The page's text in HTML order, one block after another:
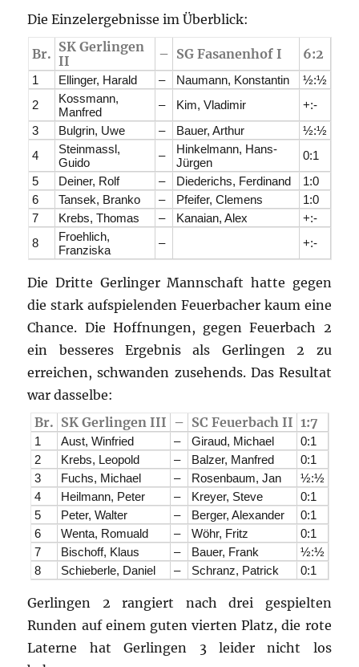
Die Einzelergebnisse im Überblick:
Br. SK Gerlingen
II
– SG Fasanenhof I 6:2
1 Ellinger, Harald – Naumann, Konstantin
½:½
2
Kossmann,
Manfred
– Kim, Vladimir
+:-
3
Bulgrin, Uwe – Bauer, Arthur
½:½
4
Steinmassl,
Guido
–
Hinkelmann, Hans-
Jürgen
0:1
5
Deiner, Rolf – Diederichs, Ferdinand
1:0
6
Tansek, Branko – Pfeifer, Clemens
1:0
7
Krebs, Thomas – Kanaian, Alex
+:-
8
Froehlich,
Franziska
– +:-
Die Dritte Gerlinger Mannschaft hatte gegen
die stark aufspielenden Feuerbacher kaum eine
Chance. Die Hoffnungen, gegen Feuerbach 2
ein besseres Ergebnis als Gerlingen 2 zu
erreichen, schwanden zusehends. Das Resultat
war dasselbe:
Br. SK Gerlingen III – SC Feuerbach II 1:7
1 Aust, Winfried – Giraud, Michael
0:1
2
Krebs, Leopold – Balzer, Manfred
0:1
3
Fuchs, Michael – Rosenbaum, Jan
½:½
4
Heilmann, Peter – Kreyer, Steve
0:1
5
Peter, Walter – Berger, Alexander
0:1
6
Wenta, Romuald – Wöhr, Fritz
0:1
7
Bischoff, Klaus – Bauer, Frank
½:½
8
Schieberle, Daniel – Schranz, Patrick 0:1
Gerlingen 2 rangiert nach drei gespielten
Runden auf einem guten vierten Platz, die rote
Laterne hat Gerlingen 3 leider nicht los